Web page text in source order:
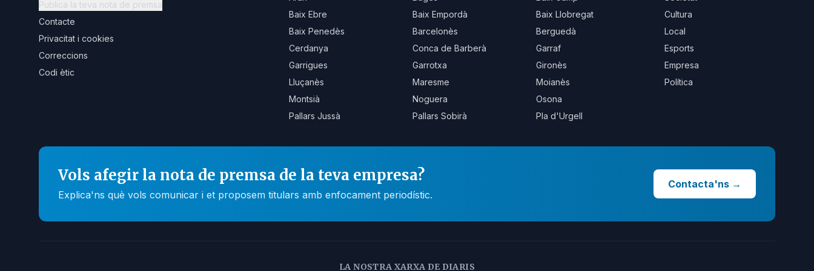
Publica la teva nota de premsa
Contacte
Privacitat i cookies
Correccions
Codi ètic
Baix Ebre
Baix Empordà
Baix Llobregat
Baix Penedès
Barcelonès
Berguedà
Cerdanya
Conca de Barberà
Garraf
Garrigues
Garrotxa
Gironès
Lluçanès
Maresme
Moianès
Montsià
Noguera
Osona
Pallars Jussà
Pallars Sobirà Pla d'Urgell
Cultura
Local
Esports
Empresa
Política
Vols afegir la nota de premsa de la teva empresa?
Explica'ns què vols comunicar i et proposem titulars amb enfocament periodístic.
Contacta'ns →
LA NOSTRA XARXA DE DIARIS